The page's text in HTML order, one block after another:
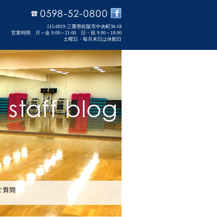
515-0019 三重県松阪市中央町36-18
営業時間 月～金 9:00～21:00 日・祝 9:00～18:00
土曜日・毎月末日は休館日